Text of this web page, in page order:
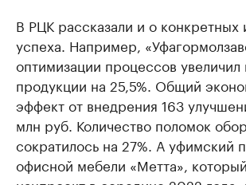
В РЦК рассказали и о конкретных
успеха. Например,
оптимизации процессов увеличил
продукции на 25,5%. Общий
эффект от внедрения 163
млн руб. Количество поломок
сократилось на 27%. А уфимский
офисной мебели «Метта»,